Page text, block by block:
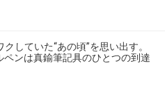
していた“あの頃”を思い出す。
ペンは真鍮筆記具のひとつの到達